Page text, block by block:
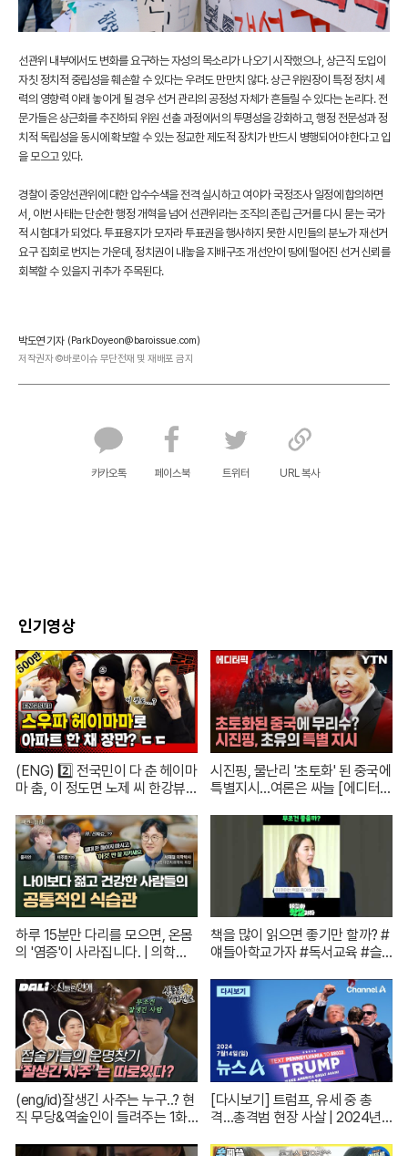
선관위 내부에서도 변화를 요구하는 자성의 목소리가 나오기 시작했으나, 상근직 도입이
자칫 정치적 중립성을 훼손할 수 있다는 우려도 만만치 않다. 상근 위원장이 특정 정치 세
력의 영향력 아래 놓이게 될 경우 선거 관리의 공정성 자체가 흔들릴 수 있다는 논리다. 전
문가들은 상근화를 추진하되 위원 선출 과정에서의 투명성을 강화하고, 행정 전문성과 정
치적 독립성을 동시에 확보할 수 있는 정교한 제도적 장치가 반드시 병행되어야 한다고 입
을 모으고 있다.
경찰이 중앙선관위에 대한 압수수색을 전격 실시하고 여야가 국정조사 일정에 합의하면
서, 이번 사태는 단순한 행정 개혁을 넘어 선관위라는 조직의 존립 근거를 다시 묻는 국가
적 시험대가 되었다. 투표용지가 모자라 투표권을 행사하지 못한 시민들의 분노가 재선거
요구 집회로 번지는 가운데, 정치권이 내놓을 지배구조 개선안이 땅에 떨어진 선거 신뢰를
회복할 수 있을지 귀추가 주목된다.
박도연 기자 (ParkDoyeon@baroissue.com)
저작권자 ©바로이슈 무단전재 및 재배포 금지
카카오톡 페이스북 트위터 URL 복사
인기영상
(ENG) 2️⃣ 전국민이 다 춘 헤이마
마 춤, 이 정도면 노제 씨 한강뷰
(순수한 궁금증) / [문명특급 EP.2
22-2]
시진핑, 물난리 '초토화' 된 중국에
특별지시…여론은 싸늘 [에디터
하루 15분만 다리를 모으면, 온몸
의 '염증'이 사라집니다. | 의학박
자 [백년의 아침 1화 FULL]
책을 많이 읽으면 좋기만 할까? #
얘들아학교가자 #독서교육 #슬
(eng/id)잘생긴 사주는 누구..? 현
직 무당&역술인이 들려주는 1화
01
[다시보기] 트럼프, 유세 중 총
격…총격범 현장 사살 | 2024년 7